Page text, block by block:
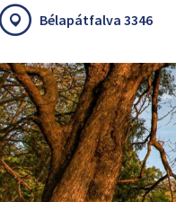
Bélapátfalva 3346